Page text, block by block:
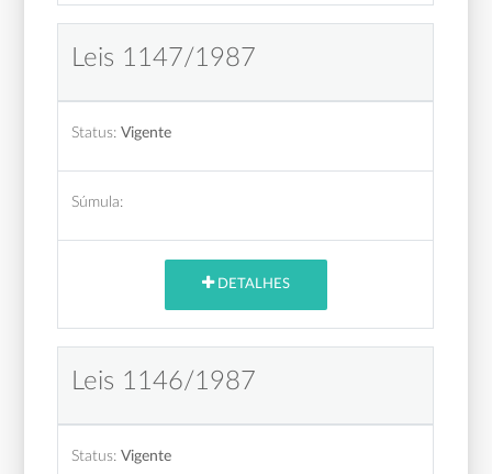
Leis 1147/1987
Status: Vigente
Súmula:
DETALHES
Leis 1146/1987
Status: Vigente